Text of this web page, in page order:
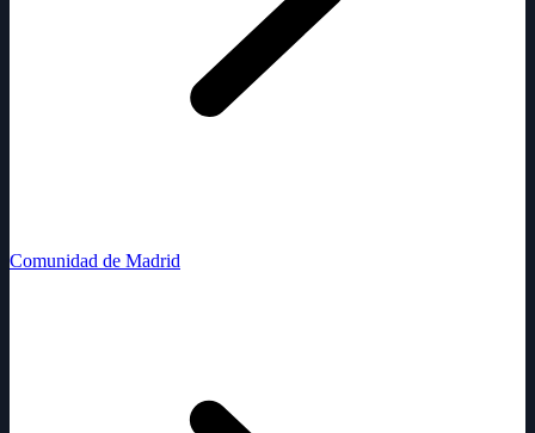
Comunidad de Madrid